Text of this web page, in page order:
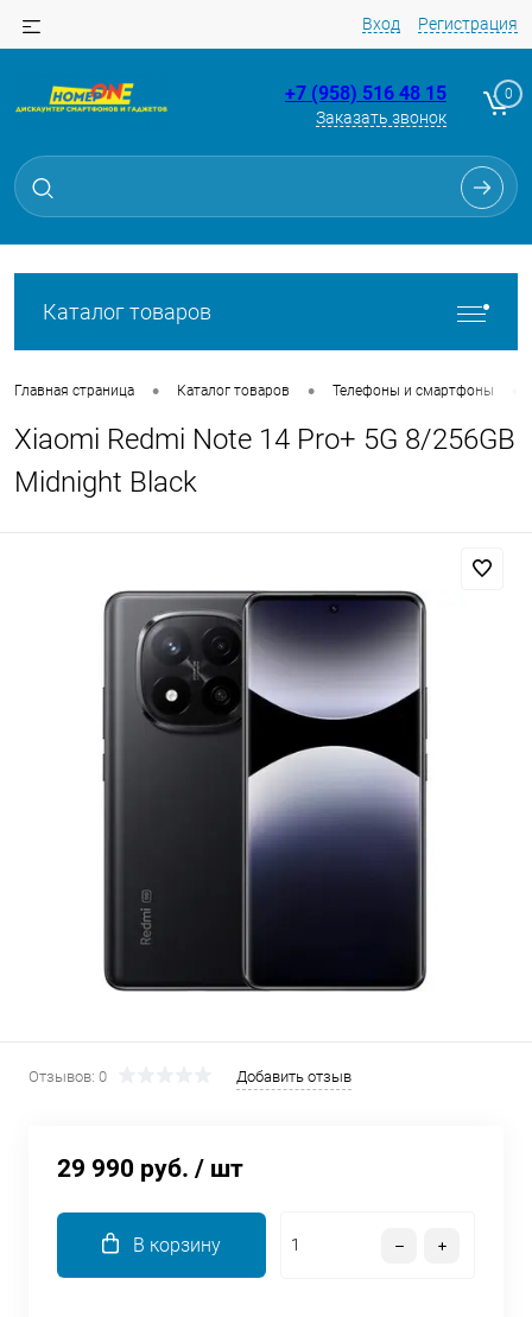
Вход Регистрация
+7 (958) 516 48 15
Заказать звонок
0
Каталог товаров
Главная страница • Каталог товаров • Телефоны и смартфоны
Xiaomi Redmi Note 14 Pro+ 5G 8/256GB
Midnight Black
Отзывов: 0 Добавить отзыв
29 990 руб. / шт
В корзину
Для клиентов всех банков
Разбейте
без переплат
Сегодня
в корзину
Оплачивайте сегодня только
% картой любого банка
Получайте товар
выбранный способом
Оставшиеся
списываться
%
об оплате Плайтом
Остались вопросы?
8 800 302-02-51
plait.ru